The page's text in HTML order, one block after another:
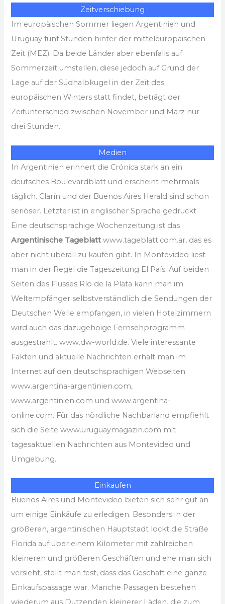
Zeitverschiebung
Im europäischen Sommer liegen Argentinien und
Uruguay fünf Stunden hinter der mitteleuropäischen
Zeit (MEZ). Da beide Länder aber ebenfalls auf
Sommerzeit umstellen, diese jedoch auf Grund der
Lage auf der Südhalbkugel in der Zeit des
europäischen Winters statt findet, beträgt der
Zeitunterschied zwischen November und März nur
drei Stunden.
Medien
In Argentinien erinnert die Crónica stark an ein
deutsches Boulevardblatt und erscheint mehrmals
täglich. Clarín und der Buenos Aires Herald sind schon
seriöser. Letzter ist in englischer Sprache gedruckt.
Eine deutschsprachige Wochenzeitung ist das
Argentinische Tageblattwww.tageblatt.com.ar, das es
aber nicht überall zu kaufen gibt. In Montevideo liest
man in der Regel die Tageszeitung El País. Auf beiden
Seiten des Flusses Río de la Plata kann man im
Weltempfänger selbstverständlich die Sendungen der
Deutschen Welle empfangen, in vielen Hotelzimmern
wird auch das dazugehöige Fernsehprogramm
ausgestrahlt. www.dw-world.de. Viele interessante
Fakten und aktuelle Nachrichten erhält man im
Internet auf den deutschsprachigen Webseiten
www.argentina-argentinien.com,
www.argentinien.com und www.argentina-
online.com. Für das nördliche Nachbarland empfiehlt
sich die Seite www.uruguaymagazin.com mit
tagesaktuellen Nachrichten aus Montevideo und
Umgebung.
Einkaufen
Buenos Aires und Montevideo bieten sich sehr gut an
um einige Einkäufe zu erledigen. Besonders in der
größeren, argentinischen Hauptstadt lockt die Straße
Florida auf über einem Kilometer mit zahlreichen
kleineren und größeren Geschäften und ehe man sich
versieht, stellt man fest, dass das Geschäft eine ganze
Einkaufspassage war. Manche Passagen bestehen
wiederum aus Dutzenden kleinerer Läden, die zum